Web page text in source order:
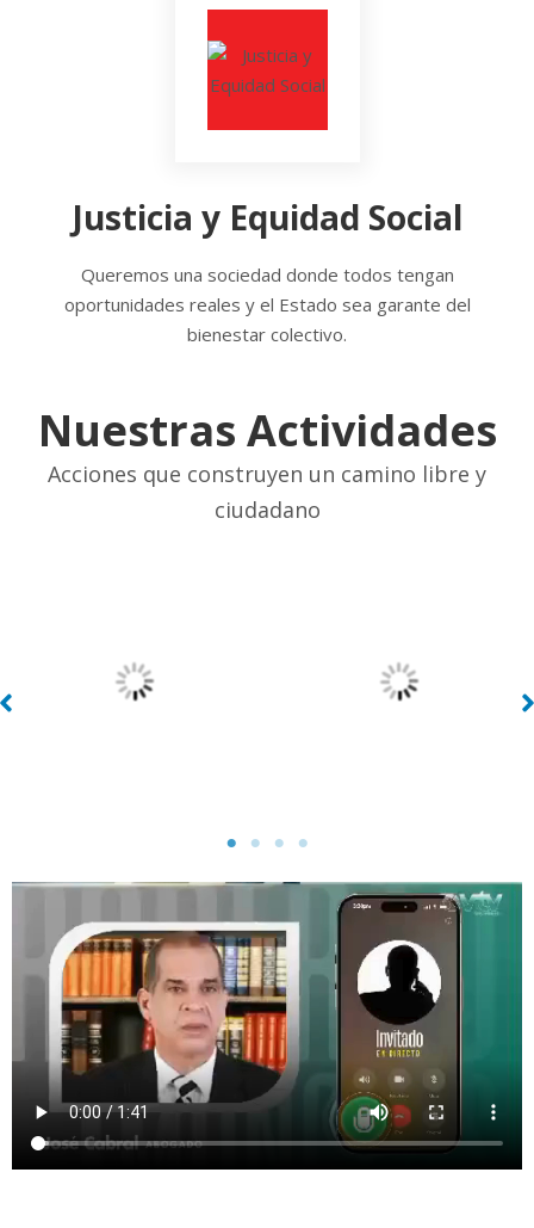
Justicia y Equidad Social
Queremos una sociedad donde todos tengan
oportunidades reales y el Estado sea garante del
bienestar colectivo.
Nuestras Actividades
Acciones que construyen un camino libre y
ciudadano
Sin leyenda Sin leyenda